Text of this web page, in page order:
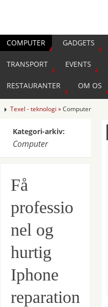
COMPUTER GADGETS
TRANSPORT EVENTS
RESTAURANTER OM OS
Texel - teknologi »Computer
Kategori-arkiv:
Computer
Få
professio
nel og
hurtig
Iphone
reparation